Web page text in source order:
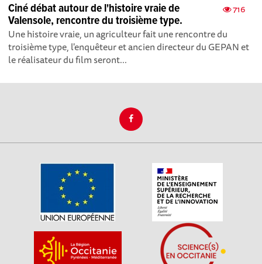
716
Ciné débat autour de l'histoire vraie de
Valensole, rencontre du troisième type.
Une histoire vraie, un agriculteur fait une rencontre du
troisième type, l'enquêteur et ancien directeur du GEPAN et
le réalisateur du film seront...